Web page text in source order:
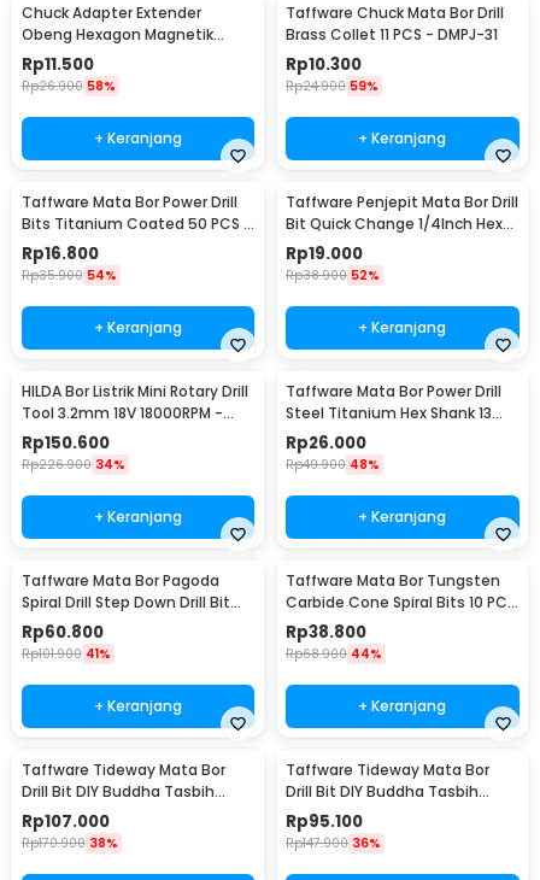
Chuck Adapter Extender
Obeng Hexagon Magnetik
Shank 1/4 Inch
Rp11.500
Rp26.900 58%
+ Keranjang
Taffware Chuck Mata Bor Drill
Brass Collet 11 PCS - DMPJ-31
Rp10.300
Rp24.900 59%
+ Keranjang
Taffware Mata Bor Power Drill
Bits Titanium Coated 50 PCS -
DW1361
Rp16.800
Rp35.900 54%
+ Keranjang
Taffware Penjepit Mata Bor Drill
Bit Quick Change 1/4Inch Hex
Shank - 2054A
Rp19.000
Rp38.900 52%
+ Keranjang
HILDA Bor Listrik Mini Rotary Drill
Tool 3.2mm 18V 18000RPM -
JD5202
Rp150.600
Rp226.900 34%
+ Keranjang
Taffware Mata Bor Power Drill
Steel Titanium Hex Shank 13
PCS - SV-VDB13
Rp26.000
Rp49.900 48%
+ Keranjang
Taffware Mata Bor Pagoda
Spiral Drill Step Down Drill Bit
Tipe 2 5 PCS - BIHH463A
Rp60.800
Rp101.900 41%
+ Keranjang
Taffware Mata Bor Tungsten
Carbide Cone Spiral Bits 10 PCS
- GJ0106
Rp38.800
Rp68.900 44%
+ Keranjang
Taffware Tideway Mata Bor
Drill Bit DIY Buddha Tasbih
Beads 2mm 2 PCS 8mm
Rp107.000
Rp170.900 38%
Taffware Tideway Mata Bor
Drill Bit DIY Buddha Tasbih
Beads 2mm 2 PCS 12mm
Rp95.100
Rp147.900 36%